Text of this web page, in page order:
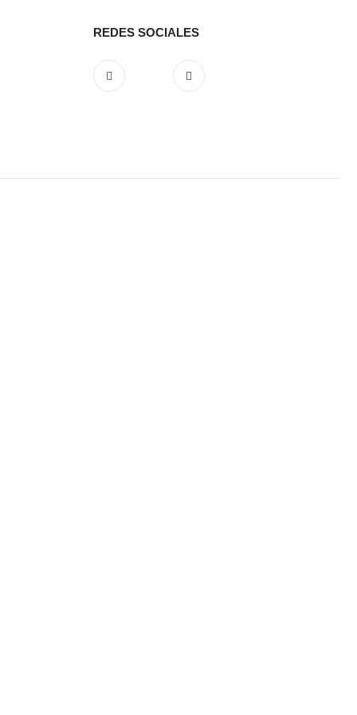
REDES SOCIALES